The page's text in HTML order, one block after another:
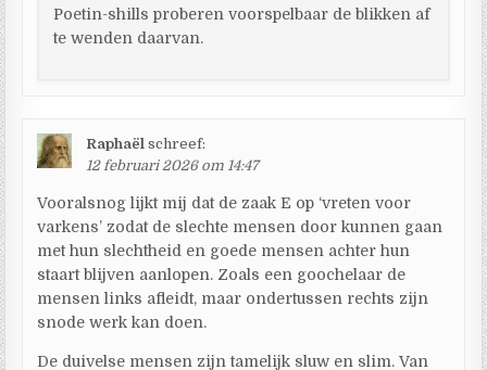
Poetin-shills proberen voorspelbaar de blikken af
te wenden daarvan.
Raphaël schreef:
12 februari 2026 om 14:47
Vooralsnog lijkt mij dat de zaak E op ‘vreten voor
varkens’ zodat de slechte mensen door kunnen gaan
met hun slechtheid en goede mensen achter hun
staart blijven aanlopen. Zoals een goochelaar de
mensen links afleidt, maar ondertussen rechts zijn
snode werk kan doen.
De duivelse mensen zijn tamelijk sluw en slim. Van